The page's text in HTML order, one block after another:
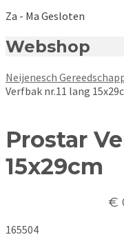
Za - Ma Gesloten
Webshop
Neijenesch
Verfbak nr.11 lang
Prostar
15x29cm
€
165504